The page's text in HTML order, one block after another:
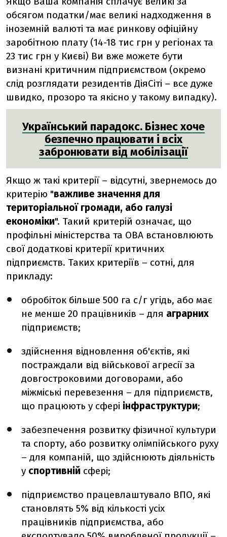
обсягом податки/має великі надходження в
іноземній валюті та має ринкову офіційну
заробітною плату (14-18 тис грн у регіонах та
23 тис грн у Києві) Ви вже можете бути
визнані критичним підприємством (окремо
слід розглядати резидентів ДіяСіті – все дуже
швидко, прозоро та якісно у такому випадку).
Український парадокс. Бізнес хоче
безпечно працювати і всіх
забронювати від мобілізації
Якщо ж такі критерії – відсутні, звернемось до
критерію "важливе значення для
територіальної громади, або галузі
економіки". Такий критерій означає, що
профільні міністерства та ОВА встановлюють
свої додаткові критерії критичних
підприємств. Таких критеріїв – сотні, для
прикладу:
обробіток більше 500 га с/г угідь, або має
не менше 20 працівників – для аграрних
підприємств;
здійснення відновлення об'єктів, які
постраждали від військової агресії за
довгостроковими договорами, або
міжміські перевезення – для підприємств,
що працюють у сфері інфраструктури;
забезпечення розвитку фізичної культури
та спорту, або розвитку олімпійського руху
– для компаній, що здійснюють діяльність
у спортивній сфері;
підприємство працевлаштувало ВПО, які
становлять 5% від кількості усіх
працівників підприємства, або